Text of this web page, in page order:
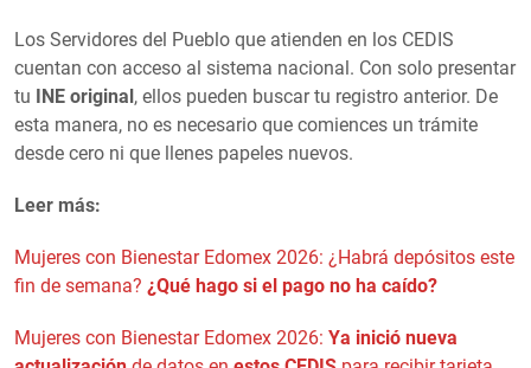
Los Servidores del Pueblo que atienden en los CEDIS
cuentan con acceso al sistema nacional. Con solo presentar
tu INE original, ellos pueden buscar tu registro anterior. De
esta manera, no es necesario que comiences un trámite
desde cero ni que llenes papeles nuevos.
Leer más:
Mujeres con Bienestar Edomex 2026: ¿Habrá depósitos este
fin de semana? ¿Qué hago si el pago no ha caído?
Mujeres con Bienestar Edomex 2026: Ya inició nueva